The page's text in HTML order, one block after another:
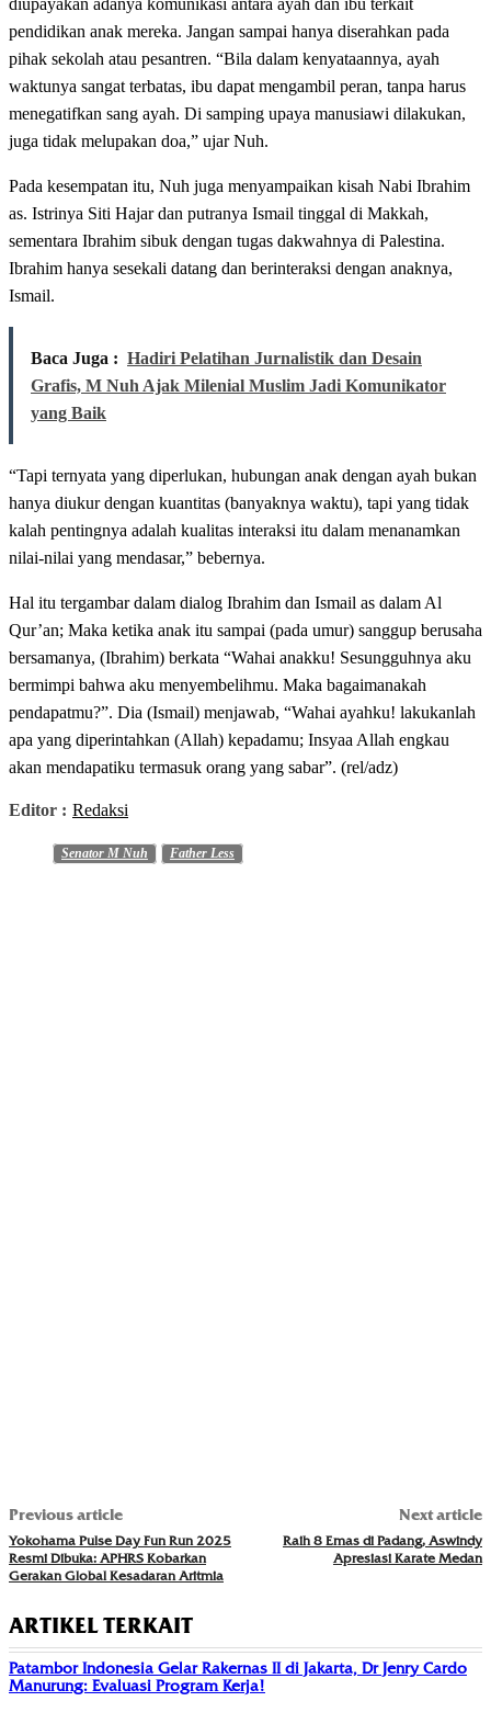
diupayakan adanya komunikasi antara ayah dan ibu terkait
pendidikan anak mereka. Jangan sampai hanya diserahkan pada
pihak sekolah atau pesantren. “Bila dalam kenyataannya, ayah
waktunya sangat terbatas, ibu dapat mengambil peran, tanpa harus
menegatifkan sang ayah. Di samping upaya manusiawi dilakukan,
juga tidak melupakan doa,” ujar Nuh.
Pada kesempatan itu, Nuh juga menyampaikan kisah Nabi Ibrahim
as. Istrinya Siti Hajar dan putranya Ismail tinggal di Makkah,
sementara Ibrahim sibuk dengan tugas dakwahnya di Palestina.
Ibrahim hanya sesekali datang dan berinteraksi dengan anaknya,
Ismail.
Baca Juga : Hadiri Pelatihan Jurnalistik dan Desain
Grafis, M Nuh Ajak Milenial Muslim Jadi Komunikator
yang Baik
“Tapi ternyata yang diperlukan, hubungan anak dengan ayah bukan
hanya diukur dengan kuantitas (banyaknya waktu), tapi yang tidak
kalah pentingnya adalah kualitas interaksi itu dalam menanamkan
nilai-nilai yang mendasar,” bebernya.
Hal itu tergambar dalam dialog Ibrahim dan Ismail as dalam Al
Qur’an; Maka ketika anak itu sampai (pada umur) sanggup berusaha
bersamanya, (Ibrahim) berkata “Wahai anakku! Sesungguhnya aku
bermimpi bahwa aku menyembelihmu. Maka bagaimanakah
pendapatmu?”. Dia (Ismail) menjawab, “Wahai ayahku! lakukanlah
apa yang diperintahkan (Allah) kepadamu; Insyaa Allah engkau
akan mendapatiku termasuk orang yang sabar”. (rel/adz)
Editor : Redaksi
Senator M Nuh Father Less
Previous article
Yokohama Pulse Day Fun Run 2025
Resmi Dibuka: APHRS Kobarkan
Gerakan Global Kesadaran Aritmia
Next article
Raih 8 Emas di Padang, Aswindy
Apresiasi Karate Medan
ARTIKEL TERKAIT
Patambor Indonesia Gelar Rakernas II di Jakarta, Dr Jenry Cardo
Manurung: Evaluasi Program Kerja!